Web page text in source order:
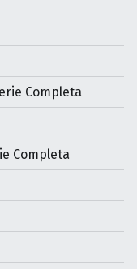
Completa
Completa